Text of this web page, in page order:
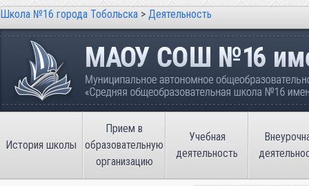
Школа №16 города Тобольска > Деятельность
Школа №16 города Тобольска
Муниципальное автономное
имени В.П. Неймышева
История школы
Прием в
образовательную
организацию
Учебная
деятельность